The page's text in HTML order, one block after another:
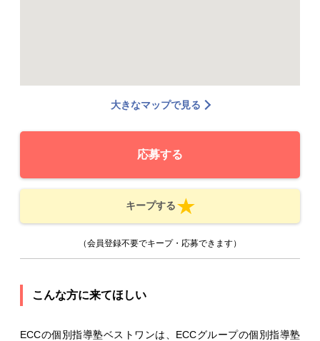
大きなマップで見る
応募する
キープする
（会員登録不要でキープ・応募できます）
こんな方に来てほしい
ECCの個別指導塾ベストワンは、ECCグループの個別指導塾